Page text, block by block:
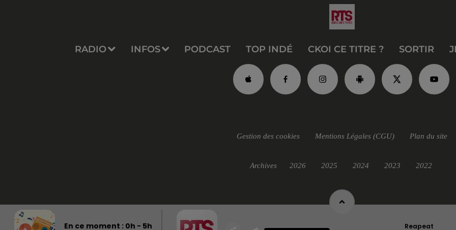
RADIO INFOS PODCAST TOP INDÉ CKOI CE TITRE ? SORTIR
En ce moment : 0h - 5h Reapeat
Gestion des cookies Mentions Légales (CGU) Plan du site
Archives 2026 2025 2024 2023 2022